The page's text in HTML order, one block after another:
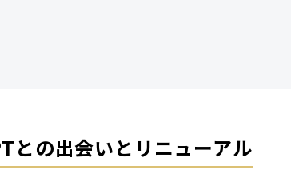
との出会いとリニューアル